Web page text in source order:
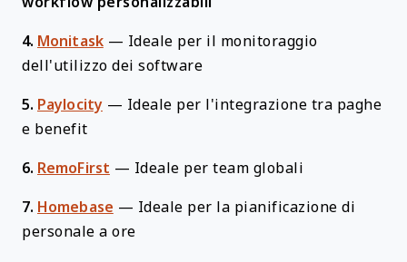
4. Monitask — Ideale per il monitoraggio
dell'utilizzo dei software
5. Paylocity — Ideale per l'integrazione tra paghe
e benefit
6. RemoFirst — Ideale per team globali
7. Homebase — Ideale per la pianificazione di
personale a ore